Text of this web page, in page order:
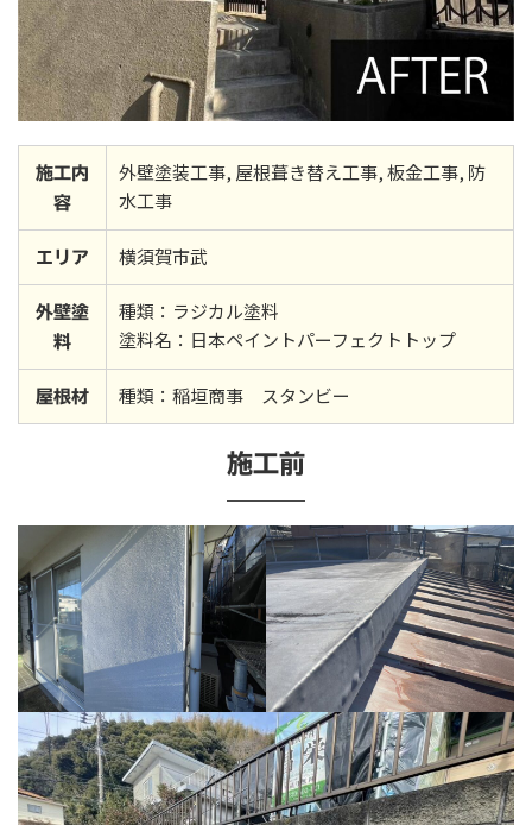
施工内
容
外壁塗装工事, 屋根葺き替え工事, 板金工事, 防
水工事
エリア 横須賀市武
外壁塗
料
種類：ラジカル塗料
塗料名：日本ペイントパーフェクトトップ
屋根材 種類：稲垣商事 スタンビー
施工前